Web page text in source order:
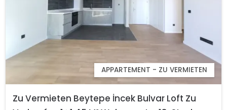
APPARTEMENT - ZU VERMIETEN
Zu Vermieten Beytepe İncek Bulvar Loft Zu